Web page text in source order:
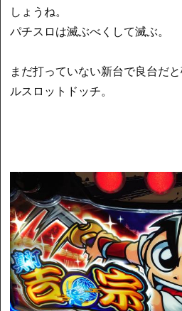
しょうね。
パチスロは滅ぶべくして滅ぶ。
まだ打っていない新台で良台だ
ルスロットドッチ。